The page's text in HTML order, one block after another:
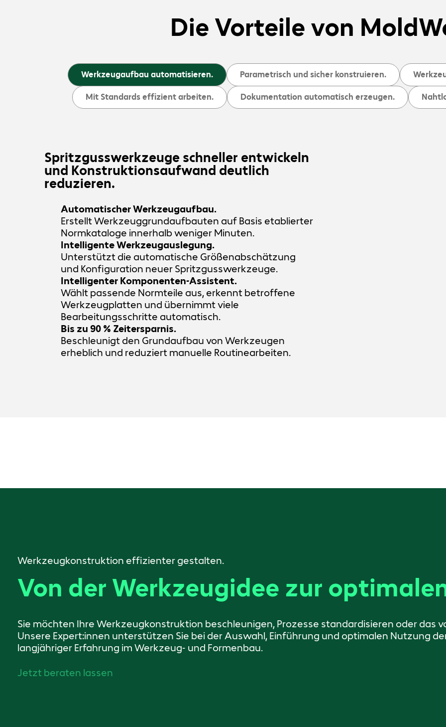
Die Vorteile von
Werkzeugaufbau automatisieren. Parametrisch und sicher konstruieren.
Mit Standards effizient arbeiten. Dokumentation automatisch erzeugen.
Spritzgusswerkzeuge schneller entwickeln
und Konstruktionsaufwand deutlich
reduzieren.
Automatischer Werkzeugaufbau.
Erstellt Werkzeuggrundaufbauten auf Basis etablierter
Normkataloge innerhalb weniger Minuten.
Intelligente Werkzeugauslegung.
Unterstützt die automatische Größenabschätzung
und Konfiguration neuer Spritzgusswerkzeuge.
Intelligenter Komponenten-Assistent.
Wählt passende Normteile aus, erkennt betroffene
Werkzeugplatten und übernimmt viele
Bearbeitungsschritte automatisch.
Bis zu 90 % Zeitersparnis.
Beschleunigt den Grundaufbau von Werkzeugen
erheblich und reduziert manuelle Routinearbeiten.
Werkzeugkonstruktion effizienter gestalten.
Von der Werkzeugidee zur
Sie möchten Ihre Werkzeugkonstruktion beschleunigen, Prozesse standardisieren oder das
Unsere Expert:innen unterstützen Sie bei der Auswahl, Einführung und optimalen Nutzung
langjähriger Erfahrung im Werkzeug- und Formenbau.
Jetzt beraten lassen